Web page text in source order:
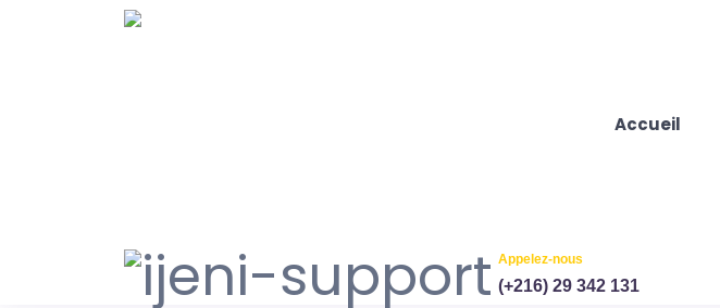
Accueil
Appelez-nous
(+216) 29 342 131